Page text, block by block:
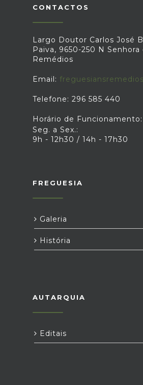
CONTACTOS
Largo Doutor Carlos José
Paiva, 9650-250 N Senhora
Remédios
Email:
Telefone: 296 585 440
Horário de Funcionamento:
Seg. a Sex.:
9h - 12h30 / 14h - 17h30
FREGUESIA
Galeria
História
AUTARQUIA
Editais